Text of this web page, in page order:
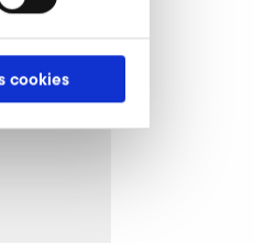
cookies